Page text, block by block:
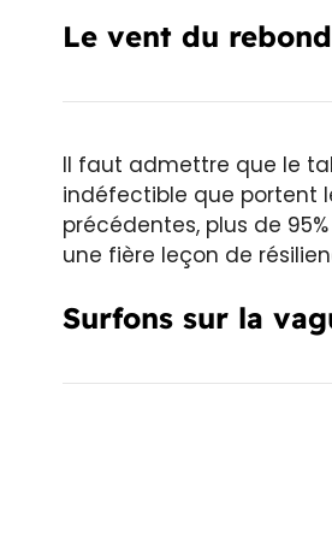
Le vent du
Il faut admettre que le
indéfectible que portent
précédentes, plus de
une fière leçon de
Surfons sur la